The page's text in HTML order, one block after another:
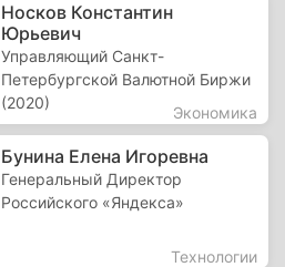
Носков Константин
Юрьевич
Управляющий Санкт-
Петербургской Валютной Биржи
(2020)
Экономика
Бунина Елена Игоревна
Генеральный Директор
Российского «Яндекса»
Технологии